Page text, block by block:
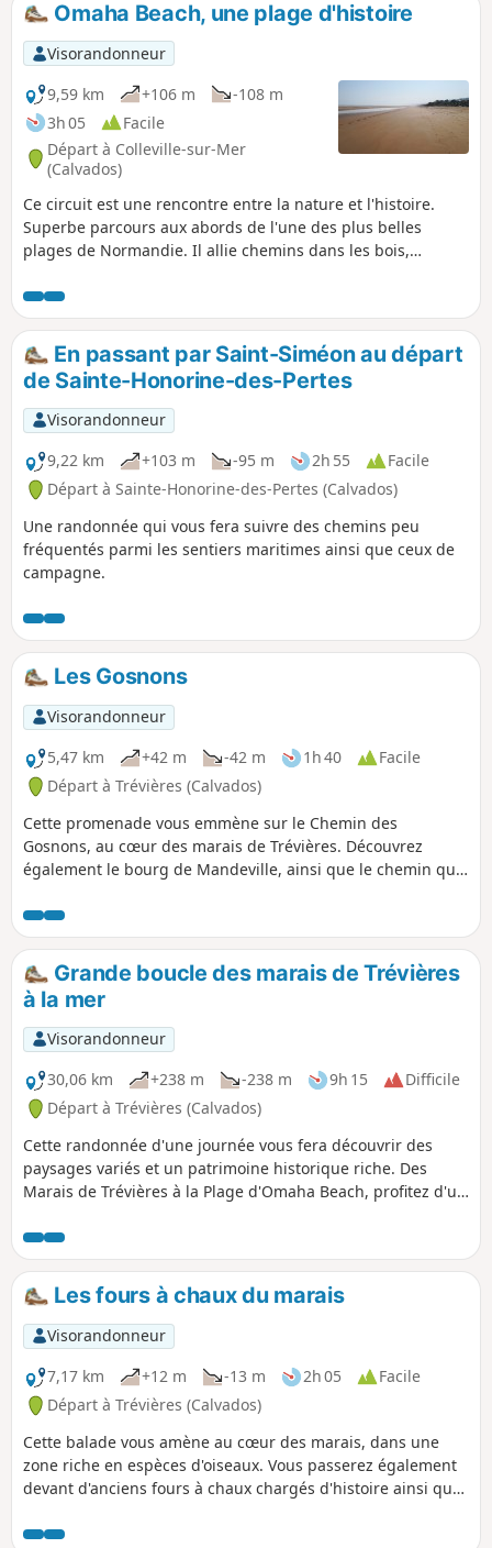
p
Omaha Beach, une plage d'histoire
Visorandonneur
9,59 km
+106 m
-108 m
3h 05
Facile
Départ à Colleville-sur-Mer
(Calvados)
Ce circuit est une rencontre entre la nature et l'histoire.
Superbe parcours aux abords de l'une des plus belles
plages de Normandie. Il allie chemins dans les bois,
plus, ce haut lieu de mémoire où débarquèrent des milliers
de soldats américains venus libérer la France de
l'occupation nazie. La visite du cimetière militaire américain
s'impose. Venez également déambuler sur la très belle
plage d'Omaha Beach.
En passant par Saint-Siméon au départ
de Sainte-Honorine-des-Pertes
Visorandonneur
9,22 km
+103 m -95 m 2h 55
Facile
Départ à Sainte-Honorine-des-Pertes (Calvados)
Une randonnée qui vous fera suivre des chemins peu
fréquentés parmi les sentiers maritimes ainsi que ceux de
campagne.
Les Gosnons
Visorandonneur
5,47 km
+42 m -42 m 1h 40
Facile
Départ à Trévières (Calvados)
Cette promenade vous emmène sur le Chemin des
Gosnons, au cœur des marais de Trévières. Découvrez
également le bourg de Mandeville, ainsi que le chemin qui
ce chemin est difficilement praticable en hiver, compte tenu
de l'humidité des chemins et de la boue.
Grande boucle des marais de Trévières
à la mer
Visorandonneur
30,06 km
+238 m -238 m 9h 15
Difficile
Départ à Trévières (Calvados)
Cette randonnée d'une journée vous fera découvrir des
paysages variés et un patrimoine historique riche. Des
Marais de Trévières à la Plage d'Omaha Beach, profitez d'un
Les fours à chaux du marais
Visorandonneur
7,17 km
+12 m -13 m 2h 05
Facile
Départ à Trévières (Calvados)
Cette balade vous amène au cœur des marais, dans une
zone riche en espèces d'oiseaux. Vous passerez également
devant d'anciens fours à chaux chargés d'histoire ainsi que